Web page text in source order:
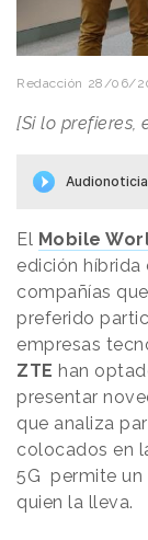
Redacción 28/06/
[Si lo prefieres,
El Mobile
edición
compañías
preferido
empresas
ZTE han
presentar
que analiza
colocados en
5G permite un
quien la lleva.